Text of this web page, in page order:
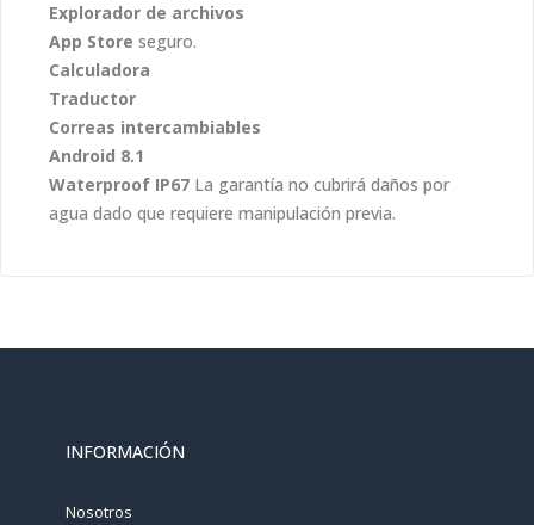
Explorador de archivos
App Store seguro.
Calculadora
Traductor
Correas intercambiables
Android 8.1
Waterproof IP67 La garantía no cubrirá daños por
agua dado que requiere manipulación previa.
INFORMACIÓN
Nosotros